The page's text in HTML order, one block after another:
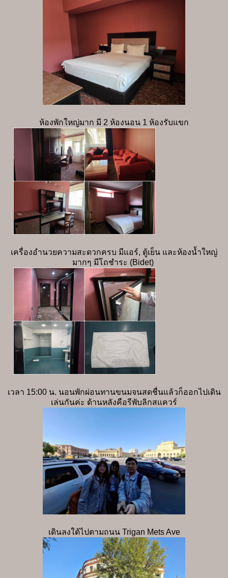
ห้องพักใหญ่มาก มี 2 ห้องนอน 1 ห้องรับแขก
เครื่องอำนวยความสะดวกครบ มีแอร์, ตู้เย็น และห้องน้ำใหญ่
มากๆ มีโถชำระ (Bidet)
เวลา 15:00 น. นอนพักผ่อนทานขนมจนสดชื่นแล้วก็ออกไปเดิน
เล่นกันค่ะ ด้านหลังคือรีพับลิกสแควร์
เดินลงใต้ไปตามถนน Trigan Mets Ave